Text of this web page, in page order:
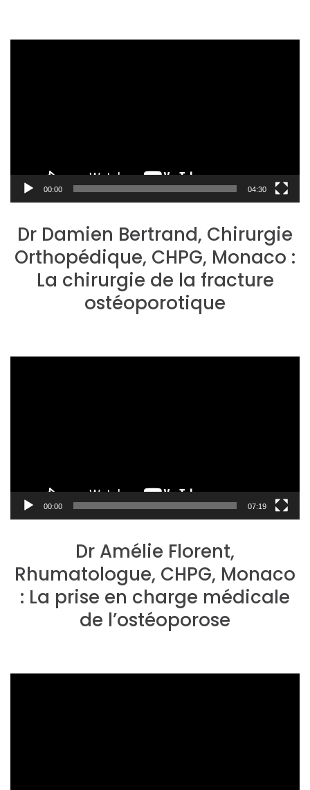
00:00 04:30
Dr Damien Bertrand, Chirurgie
Orthopédique, CHPG, Monaco :
La chirurgie de la fracture
ostéoporotique
00:00 07:19
Dr Amélie Florent,
Rhumatologue, CHPG, Monaco
: La prise en charge médicale
de l’ostéoporose